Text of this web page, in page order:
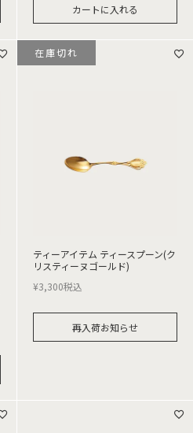
カートに入れる
ティーアイテム ティースプーン(ク
リスティーヌゴールド)
¥3,300税込
再入荷お知らせ
在庫切れ